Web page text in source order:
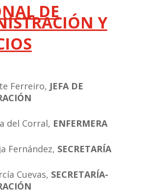
DE
Y
Ferreiro, JEFA DE
del Corral, ENFERMERA
Fernández, SECRETARÍA
Cuevas, SECRETARÍA-